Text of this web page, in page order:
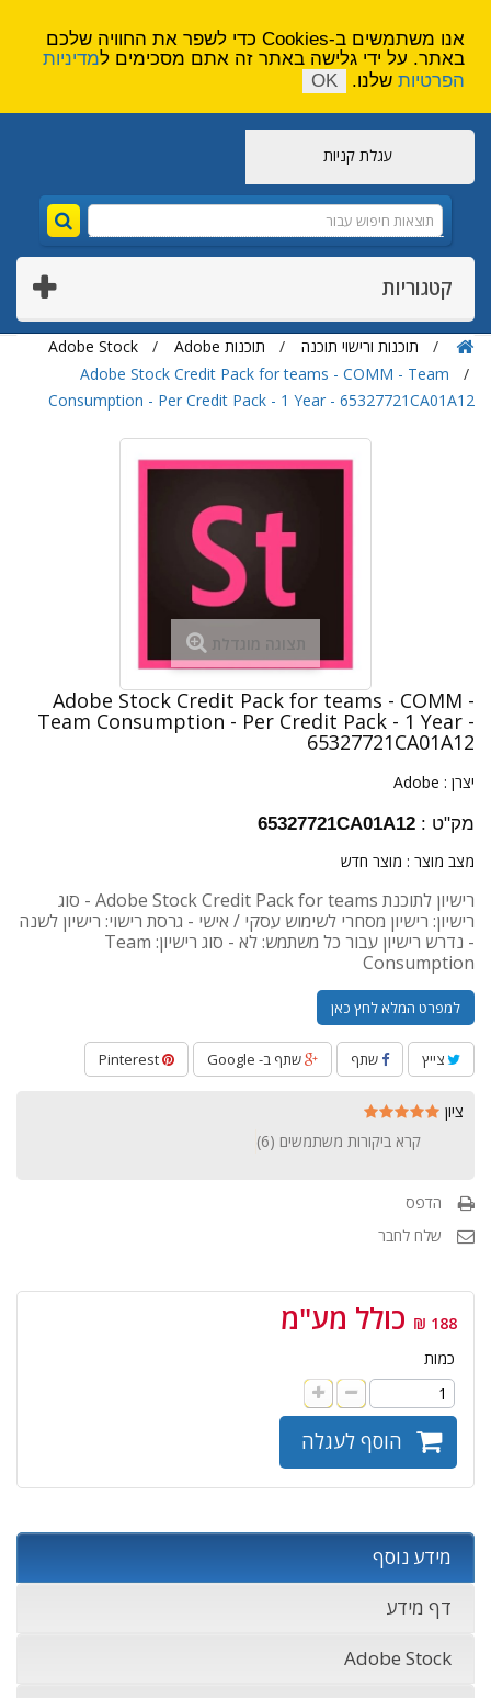
עגלת קניות
קטגוריות
תוכנות ורישוי תוכנה תוכנות Adobe
Adobe Stock
Adobe Stock Credit Pack for teams - COMM - Team
Consumption - Per Credit Pack - 1 Year - 65327721CA01A12
תצוגה מוגדלת
Adobe Stock Credit Pack for teams - COMM -
Team Consumption - Per Credit Pack - 1 Year -
65327721CA01A12
יצרן : Adobe
מק"ט : 65327721CA01A12
מצב מוצר : מוצר חדש
רישיון לתוכנת Adobe Stock Credit Pack for teams - סוג
רישיון: רישיון מסחרי לשימוש עסקי / אישי - גרסת רישוי: רישיון לשנה
- נדרש רישיון עבור כל משתמש: לא - סוג רישיון: Team
Consumption
למפרט המלא לחץ כאן
צייץ שתף שתף ב- Google
ציון
קרא ביקורות משתמשים (6
)
הדפס
שלח לחבר
188 ₪ כולל מע"מ
כמות
הוסף לעגלה
מידע נוסף
דף מידע
Adobe Stock
אנו משתמשים ב-Cookies כדי לשפר את החוויה שלכם
באתר. על ידי גלישה באתר זה אתם מסכימים למדיניות
הפרטיות שלנו. OK